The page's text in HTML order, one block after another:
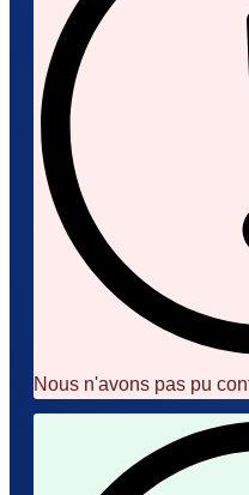
Nous n'avons pas pu